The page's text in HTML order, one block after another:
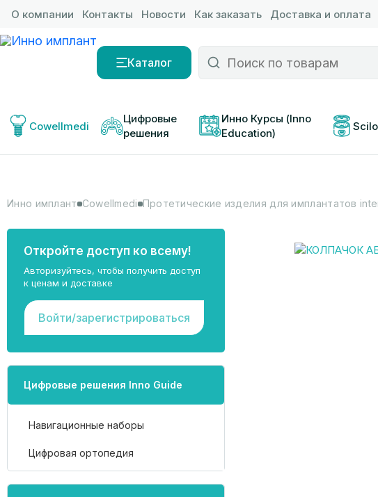
О компании Контакты Новости Как заказать Доставка и оплата
Каталог
Cowellmedi
Цифровые
решения
Инно Курсы (Inno
Education)
Инно имплант Cowellmedi Протетические изделия для имплантатов
Откройте доступ ко всему!
Авторизуйтесь, чтобы получить доступ
к ценам и доставке
Войти/зарегистрироваться
Цифровые решения Inno Guide
Навигационные наборы
Цифровая ортопедия